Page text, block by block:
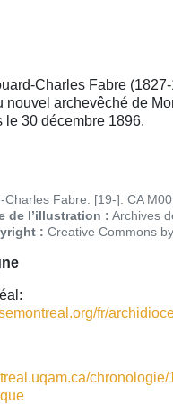
Charles Fabre
nouvel archevêché de
le 30 décembre 1896.
Charles Fabre. [19-]. CA
de l’illustration : Archives
: Creative Commons
fr/
chronologie/